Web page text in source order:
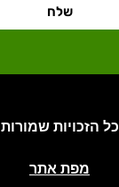
שלח
כל הזכויות שמורות
מפת אתר